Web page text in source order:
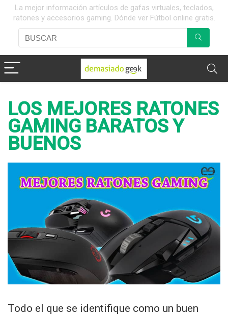
La mejor información artículos de gafas virtuales, teclados,
ratones y accesorios gaming. Dónde ver Fútbol online gratis.
LOS MEJORES RATONES
GAMING BARATOS Y
BUENOS
Todo el que se identifique como un buen